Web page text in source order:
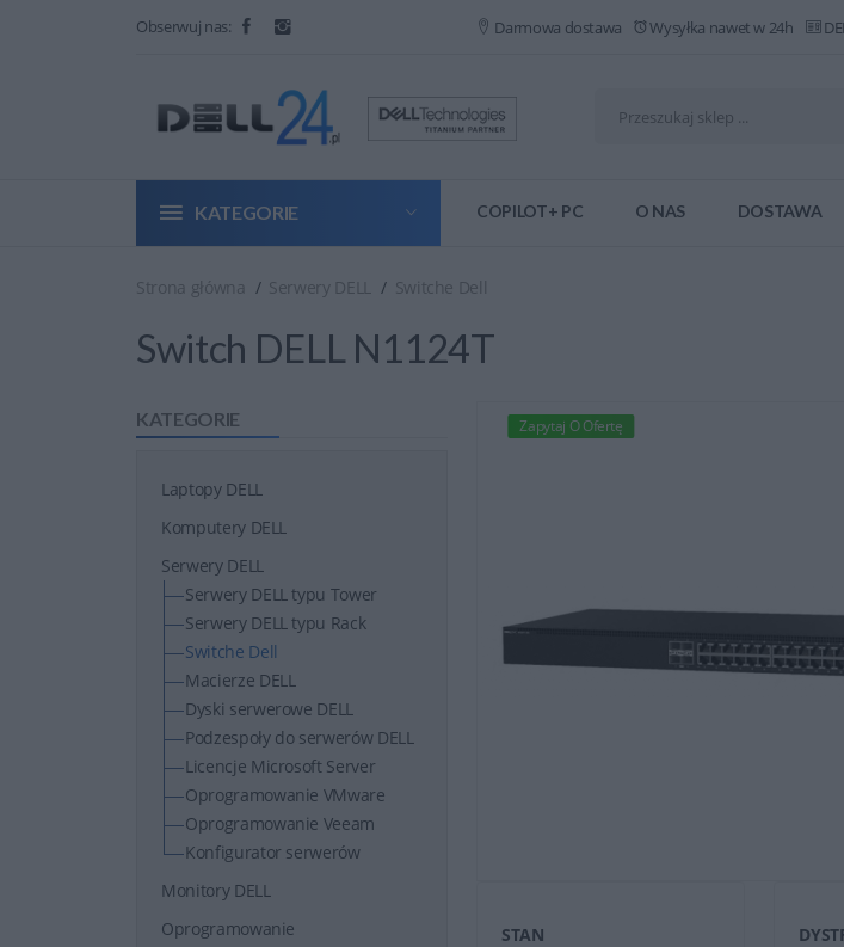
Obserwuj nas: Darmowa dostawa Wysyłka nawet w 24h
KATEGORIE COPILOT+ PC O NAS DOSTAWA
Strona główna Serwery DELL Switche Dell
Switch DELL N1124T
KATEGORIE
Laptopy DELL
Komputery DELL
Serwery DELL
Serwery DELL typu Tower
Serwery DELL typu Rack
Switche Dell
Macierze DELL
Dyski serwerowe DELL
Podzespoły do serwerów DELL
Licencje Microsoft Server
Oprogramowanie VMware
Oprogramowanie Veeam
Konfigurator serwerów
Monitory DELL
Oprogramowanie
Zapytaj O Ofertę
STAN